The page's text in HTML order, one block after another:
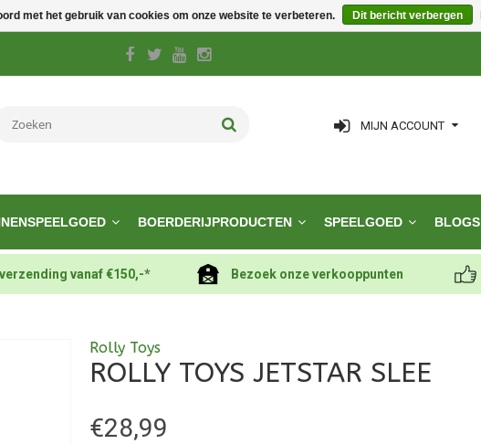
MIJN ACCOUNT
BOERDERIJPRODUCTEN SPEELGOED BLOGS
vanaf €150,-* Bezoek onze verkooppunten
Rolly Toys
ROLLY TOYS JETSTAR SLEE
€28,99
met het gebruik van cookies om onze website te verbeteren. Dit bericht verbergen